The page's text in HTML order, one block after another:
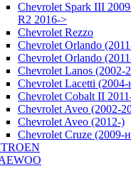
Chevrolet Spark III
R2 2016->
Chevrolet Rezzo
Chevrolet Orlando
Chevrolet Orlando
Chevrolet Lanos (2002-
Chevrolet Lacetti (2004-
Chevrolet Cobalt II
Chevrolet Aveo (2002-
Chevrolet Aveo (2012-)
Chevrolet Cruze (2009-